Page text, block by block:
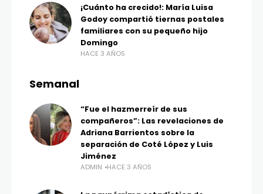
¡Cuánto ha crecido!: María Luisa
Godoy compartió tiernas postales
familiares con su pequeño hijo
Domingo
HACE 3 AÑOS
Semanal
“Fue el hazmerreír de sus
compañeros”: Las revelaciones de
Adriana Barrientos sobre la
separación de Coté López y Luis
Jiménez
ADMIN HACE 3 AÑOS